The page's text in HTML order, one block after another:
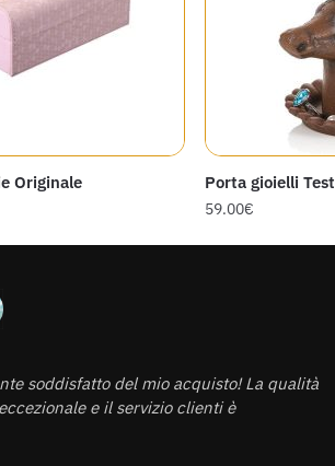
Originale Porta gioielli
59.00€
soddisfatto del mio acquisto! La qualità
e il servizio clienti è